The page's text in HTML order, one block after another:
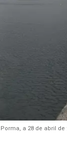
a 28 de abril de